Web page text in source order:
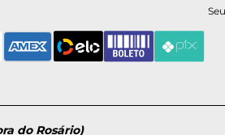
do Rosário)